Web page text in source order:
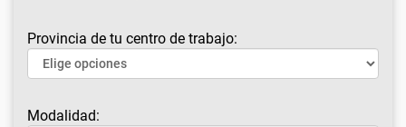
Provincia de tu centro de trabajo:
Modalidad: